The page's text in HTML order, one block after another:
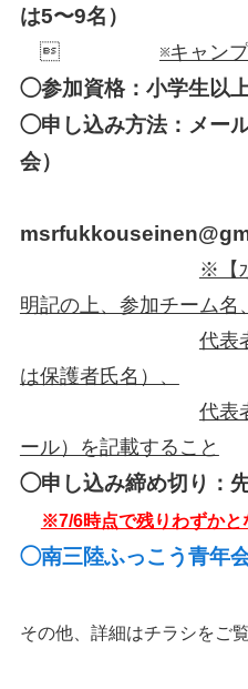
は5〜9名）
 ※キャン
◯参加資格：小学生以
◯申し込み方法：メー
会）
※【
明記の上、参加チーム名、
代表
は保護者氏名）、
代表
ール）を記載すること
◯申し込み締め切り：
※7/6時点で残りわずかと
◯南三陸ふっこう青年
その他、詳細はチラシをご